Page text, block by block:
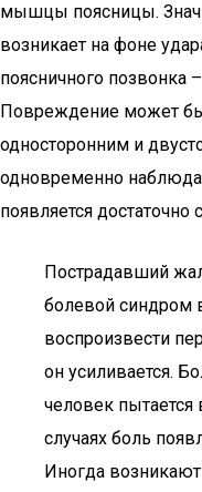
мышцы поясницы.
возникает на фоне
поясничного позвонка
Повреждение может
односторонним и
одновременно
появляется достаточно
Пострадавший
болевой синдром
воспроизвести
он усиливается.
человек
случаях боль
Иногда